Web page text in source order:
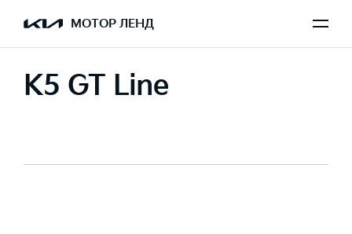
МОТОР ЛЕНД
K5 GT Line